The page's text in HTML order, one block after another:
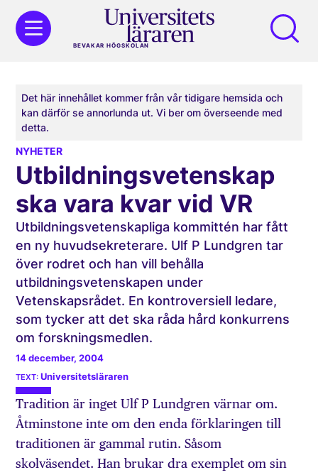
BEVAKAR HÖGSKOLAN
Det här innehållet kommer från vår tidigare hemsida och
kan därför se annorlunda ut. Vi ber om överseende med
detta.
NYHETER
Utbildningsvetenskap
ska vara kvar vid VR
Utbildningsvetenskapliga kommittén har fått
en ny huvudsekreterare. Ulf P Lundgren tar
över rodret och han vill behålla
utbildningsvetenskapen under
Vetenskapsrådet. En kontroversiell ledare,
som tycker att det ska råda hård konkurrens
om forskningsmedlen.
14 december, 2004
Universitetsläraren
Tradition är inget Ulf P Lundgren värnar om.
Åtminstone inte om den enda förklaringen till
traditionen är gammal rutin. Såsom
skolväsendet. Han brukar dra exemplet om sin